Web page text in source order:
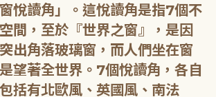
悅讀角」。這悅讀角是指7個不
間，至於『世界之窗』，是因
出角落玻璃窗，而人們坐在窗
望著全世界。7個悅讀角，各自
括有北歐風、英國風、南法